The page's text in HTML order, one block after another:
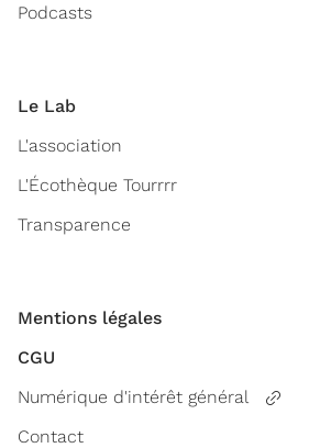
Podcasts
Le Lab
L'association
L'Écothèque Tourrrr
Transparence
Mentions légales
CGU
Numérique d'intérêt général
Contact